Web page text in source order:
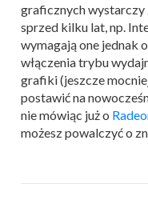
graficznych wystarczy
sprzed kilku lat, np.
wymagają one jednak
włączenia trybu
grafiki (jeszcze
postawić na
nie mówiąc już o
możesz powalczyć o